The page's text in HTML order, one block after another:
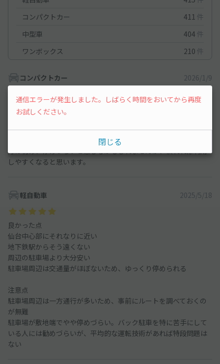
コンパクトカー
411 件
中型車
404 件
ワンボックス
210 件
コンパクトカー 2026/1/9
帰省するたびに利用させていただいてます。
料金が周りのコインパーキングよりも、断然に安いのでお財布に
も優しいです☺️
周りが一方通行ばかりなので、土地感のない方や運転に不慣れな
方は初め、停めづらいと感じるかもしれませんが、慣れれば利用
しやすくなると思います。
軽自動車 2025/5/18
良かった点
仙台中心部にそれなりに近い
地下鉄駅からそう遠くない
周辺の駐車場より大分安い
駐車場周辺は交通量がほぼないため、ゆっくり停められる
注意点
駐車場周辺は一方通行が多いため、事前にルートを調べておくの
が無難
駐車場が敷地端でやや停めづらい。バック駐車を特に苦手にして
いる人には勧めづらいが、平均的な運転技術があれば特段問題は
ない
通信エラーが発生しました。しばらく時間をおいてから再度
お試しください。
閉じる